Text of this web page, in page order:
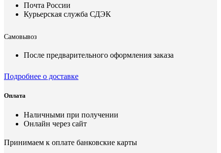
Почта России
Курьерская служба СДЭК
Самовывоз
После предварительного оформления заказа
Подробнее о доставке
Оплата
Наличными при получении
Онлайн через сайт
Принимаем к оплате банковские карты